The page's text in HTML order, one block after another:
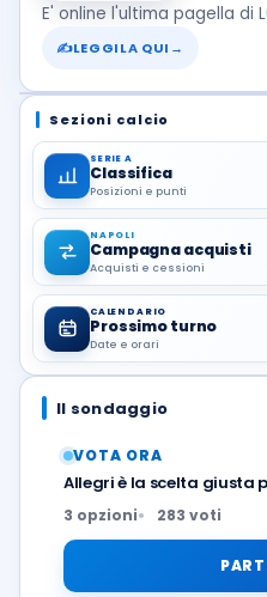
E' online l'ultima pagella di
✍LEGGILA QUI →
Sezioni calcio
SERIE A
Classifica
Posizioni e punti
NAPOLI
Campagna acquisti
Acquisti e cessioni
CALENDARIO
Prossimo turno
Date e orari
Il sondaggio
VOTA ORA
Allegri è la scelta giusta
3 opzioni 283 voti